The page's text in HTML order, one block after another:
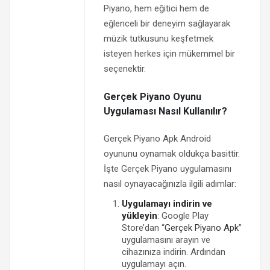
Piyano, hem eğitici hem de
eğlenceli bir deneyim sağlayarak
müzik tutkusunu keşfetmek
isteyen herkes için mükemmel bir
seçenektir.
Gerçek Piyano Oyunu
Uygulaması Nasıl Kullanılır?
Gerçek Piyano Apk Android
oyununu oynamak oldukça basittir.
İşte Gerçek Piyano uygulamasını
nasıl oynayacağınızla ilgili adımlar:
Uygulamayı indirin ve
yükleyin: Google Play
Store’dan “Gerçek Piyano Apk”
uygulamasını arayın ve
cihazınıza indirin. Ardından
uygulamayı açın.